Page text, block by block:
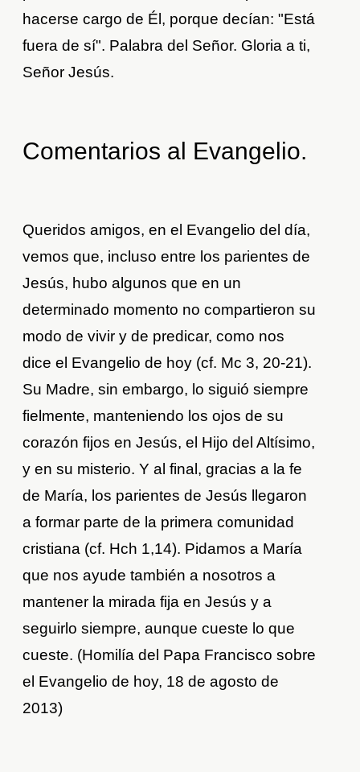
hacerse cargo de Él, porque decían: "Está
fuera de sí". Palabra del Señor. Gloria a ti,
Señor Jesús.
Comentarios al Evangelio.
Queridos amigos, en el Evangelio del día,
vemos que, incluso entre los parientes de
Jesús, hubo algunos que en un
determinado momento no compartieron su
modo de vivir y de predicar, como nos
dice el Evangelio de hoy (cf. Mc 3, 20-21).
Su Madre, sin embargo, lo siguió siempre
fielmente, manteniendo los ojos de su
corazón fijos en Jesús, el Hijo del Altísimo,
y en su misterio. Y al final, gracias a la fe
de María, los parientes de Jesús llegaron
a formar parte de la primera comunidad
cristiana (cf. Hch 1,14). Pidamos a María
que nos ayude también a nosotros a
mantener la mirada fija en Jesús y a
seguirlo siempre, aunque cueste lo que
cueste. (Homilía del Papa Francisco sobre
el Evangelio de hoy, 18 de agosto de
2013)